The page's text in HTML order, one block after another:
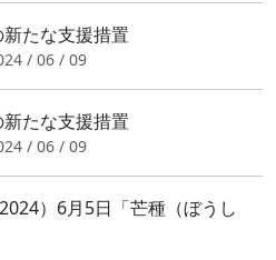
たな支援措置
/ 06 / 09
たな支援措置
/ 06 / 09
）6月5日「芒種（ぼうし